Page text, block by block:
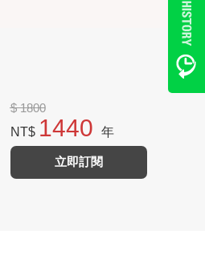
$ 1800
NT$ 1440 年
立即訂閱